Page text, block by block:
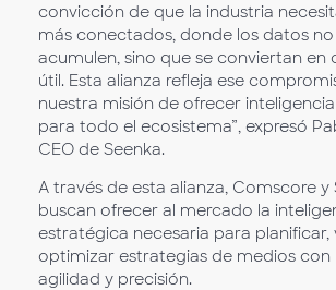
convicción de que la industria
más conectados, donde los datos no
acumulen, sino que se conviertan en
útil. Esta alianza refleja ese
nuestra misión de ofrecer
para todo el ecosistema”, expresó
CEO de Seenka.
A través de esta alianza, Comscore y
buscan ofrecer al mercado la
estratégica necesaria para planificar,
optimizar estrategias de medios con
agilidad y precisión.